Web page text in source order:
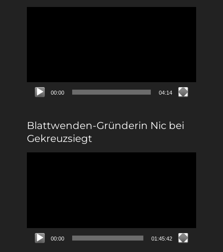
00:00 04:14
Blattwenden-Gründerin Nic bei
Gekreuzsiegt
00:00 01:45:42